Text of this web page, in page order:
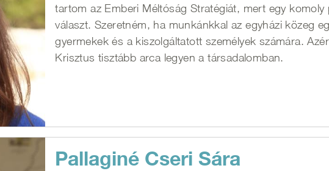
tartom az Emberi Méltóság Stratégiát, mert egy komoly
választ. Szeretném, ha munkánkkal az egyházi közeg
gyermekek és a kiszolgáltatott személyek számára.
Krisztus tisztább arca legyen a társadalomban.
Pallaginé Cseri Sára